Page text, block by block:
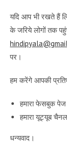
यदि आप भी रखते हैं
के जरिये लोगों तक
पर।
हम करेंगे आपकी
हमारा फेसबुक
हमारा यूट्यूब
धन्यवाद।